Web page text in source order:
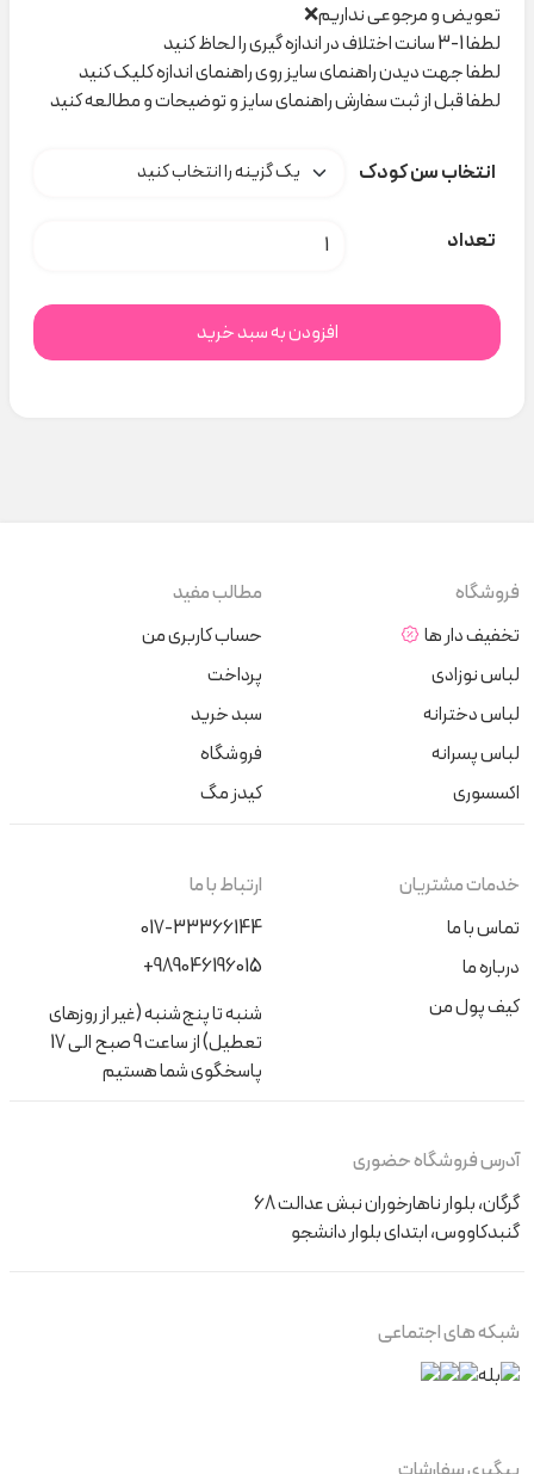
تعویض و مرجوعی نداریم❌
لطفا 1-3 سانت اختلاف در اندازه گیری را لحاظ کنید
لطفا جهت دیدن راهنمای سایز روی راهنمای اندازه کلیک کنید
لطفا قبل از ثبت سفارش راهنمای سایز و توضیحات و مطالعه کنید
انتخاب سن کودک
تعداد ست امی ۷۰۸ Lovey dovey کد C000171 عدد
افزودن به سبد خرید
فروشگاه
تخفیف دار ها
لباس نوزادی
لباس دخترانه
لباس پسرانه
اکسسوری
مطالب مفید
حساب کاربری من
پرداخت
سبد خرید
فروشگاه
کیدز مگ
خدمات مشتریان
تماس با ما
درباره ما
کیف پول من
ارتباط با ما
017-33366144
+989046196015
شنبه تا پنج‌شنبه (غیر از روزهای
تعطیل) از ساعت 9 صبح الی 17
پاسخگوی شما هستیم
آدرس فروشگاه حضوری
گرگان، بلوار ناهارخوران نبش عدالت 68
گنبدکاووس، ابتدای بلوار دانشجو
شبکه های اجتماعی